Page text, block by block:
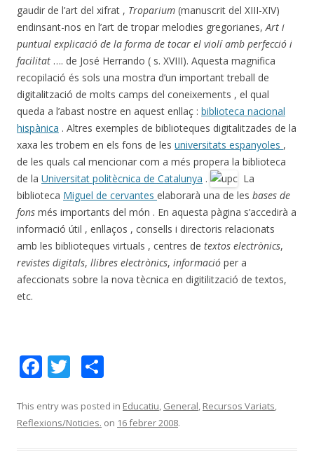
gaudir de l’art del xifrat , Troparium (manuscrit del XIII-XIV)
endinsant-nos en l’art de tropar melodies gregorianes,Art i
puntual explicació de la forma de tocar el violí amb perfecció i
facilitat …. de José Herrando ( s. XVIII). Aquesta magnifica
recopilació és sols una mostra d’un important treball de
digitalització de molts camps del coneixements , el qual
queda a l’abast nostre en aquest enllaç : biblioteca nacional
hispànica . Altres exemples de biblioteques digitalitzades de la
xaxa les trobem en els fons de les universitats espanyoles ,
de les quals cal mencionar com a més propera la biblioteca
de la Universitat politècnica de Catalunya .
La
biblioteca Miguel de cervantes elaborarà una de les bases de
fons més importants del món . En aquesta pàgina s’accedirà a
informació útil , enllaços , consells i directoris relacionats
amb les biblioteques virtuals , centres de textos electrònics,
revistes digitals, llibres electrònics, informació per a
afeccionats sobre la nova tècnica en digitilització de textos,
etc.
F
e
b
T
itt
er
m
p
This entry was posted in Educatiu, General, Recursos Variats,
Reflexions/Noticies. on 16 febrer 2008.